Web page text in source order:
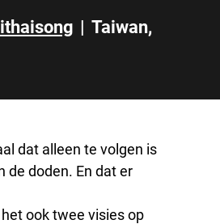
| Taiwan,
dat alleen te volgen is
de doden. En dat er
ook twee visies op